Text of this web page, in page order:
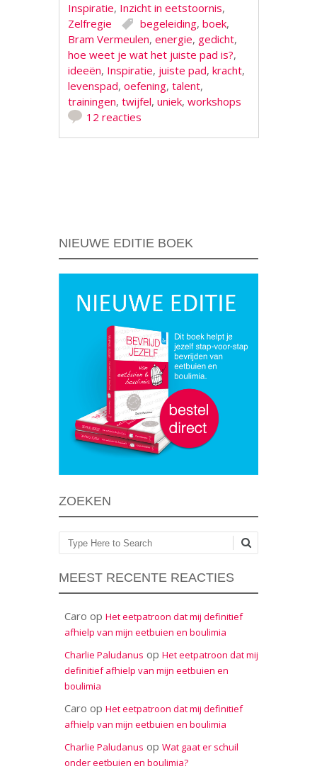
Inspiratie, Inzicht in eetstoornis,
Zelfregie
begeleiding,boek,
Bram Vermeulen,energie, gedicht,
hoe weet je wat het juiste pad is?,
ideeën, Inspiratie, juiste pad,kracht,
levenspad,oefening,talent,
trainingen,twijfel,uniek,workshops
12 reacties
NIEUWE EDITIE BOEK
ZOEKEN
Zoeken
MEEST RECENTE REACTIES
Caro op Het eetpatroon dat mij definitief
afhielp van mijn eetbuien en boulimia
Charlie Paludanus op Het eetpatroon dat mij
definitief afhielp van mijn eetbuien en
boulimia
Caro op Het eetpatroon dat mij definitief
afhielp van mijn eetbuien en boulimia
Charlie Paludanus op Wat gaat er schuil
onder eetbuien en boulimia?